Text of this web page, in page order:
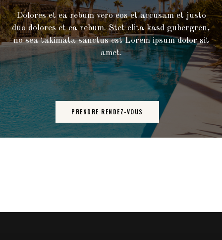
Dolores et ea rebum vero eos et accusam et justo
duo dolores et ea rebum. Stet clita kasd gubergren,
no sea takimata sanctus est Lorem ipsum dolor sit
amet.
PRENDRE RENDEZ-VOUS